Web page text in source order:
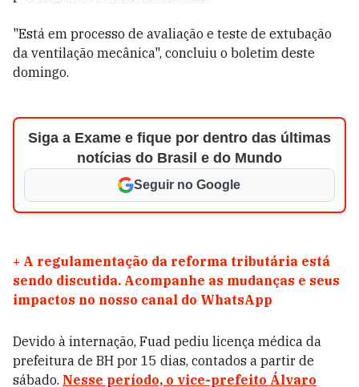
"Está em processo de avaliação e teste de extubação
da ventilação mecânica", concluiu o boletim deste
domingo.
Siga a Exame e fique por dentro das últimas
notícias do Brasil e do Mundo
Seguir no Google
+ A regulamentação da reforma tributária está
sendo discutida. Acompanhe as mudanças e seus
impactos no nosso canal do WhatsApp
Devido à internação, Fuad pediu licença médica da
prefeitura de BH por 15 dias, contados a partir de
sábado. Nesse período, o vice-prefeito Álvaro